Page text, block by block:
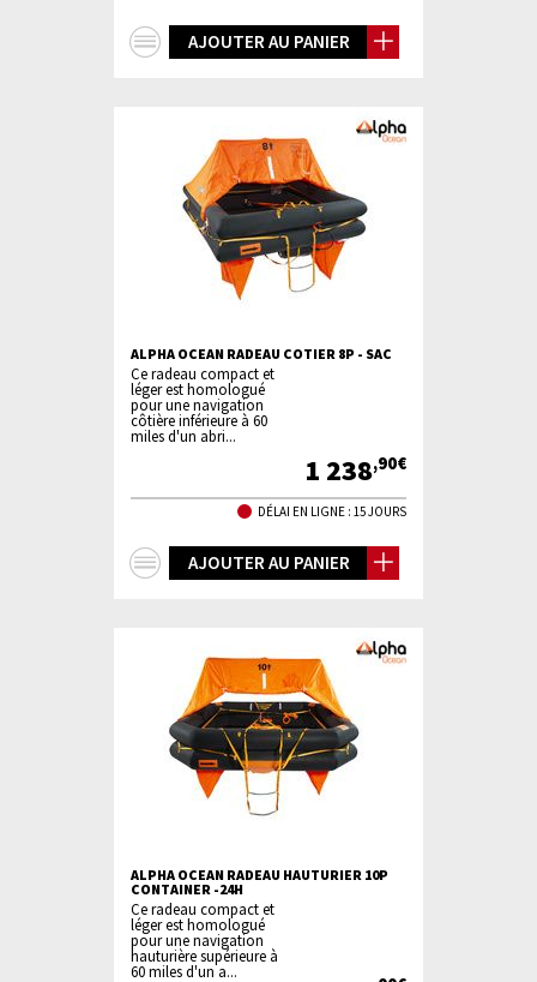
AJOUTER AU PANIER
ALPHA OCEAN RADEAU COTIER 8P - SAC
Ce radeau compact et
léger est homologué
pour une navigation
côtière inférieure à 60
miles d'un abri...
1 238,90€
DÉLAI EN LIGNE : 15 JOURS
AJOUTER AU PANIER
ALPHA OCEAN RADEAU HAUTURIER 10P
CONTAINER -24H
Ce radeau compact et
léger est homologué
pour une navigation
hauturière supérieure à
60 miles d'un a...